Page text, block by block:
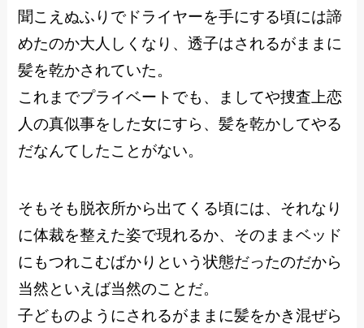
聞こえぬふりでドライヤーを手にする頃には諦
めたのか大人しくなり、透子はされるがままに
髪を乾かされていた。
これまでプライベートでも、ましてや捜査上恋
人の真似事をした女にすら、髪を乾かしてやる
だなんてしたことがない。
そもそも脱衣所から出てくる頃には、それなり
に体裁を整えた姿で現れるか、そのままベッド
にもつれこむばかりという状態だったのだから
当然といえば当然のことだ。
子どものようにされるがままに髪をかき混ぜら